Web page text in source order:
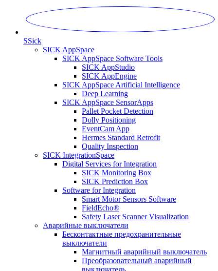
SSick
SICK AppSpace
SICK AppSpace Software Tools
SICK AppStudio
SICK AppEngine
SICK AppSpace Artificial Intelligence
Deep Learning
SICK AppSpace SensorApps
Pallet Pocket Detection
Dolly Positioning
EventCam App
Hermes Standard Retrofit
Quality Inspection
SICK IntegrationSpace
Digital Services for Integration
SICK Monitoring Box
SICK Prediction Box
Software for Integration
Smart Motor Sensors Software
FieldEcho®
Safety Laser Scanner Visualization
Аварийные выключатели
Бесконтактные предохранительные
выключатели
Магнитный аварийный выключатель
Преобразовательный аварийный
выключатель